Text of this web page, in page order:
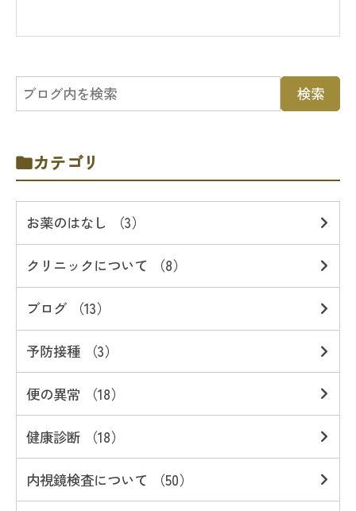
カテゴリ
お薬のはなし （3）
クリニックについて （8）
ブログ （13）
予防接種 （3）
便の異常 （18）
健康診断 （18）
内視鏡検査について （50）